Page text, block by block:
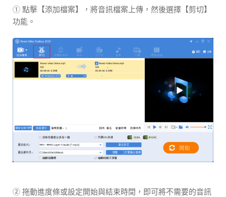
① 點擊【添加檔案】，將音訊檔案上傳，然後選擇【剪切】
功能。
② 拖動進度條或設定開始與結束時間，即可將不需要的音訊